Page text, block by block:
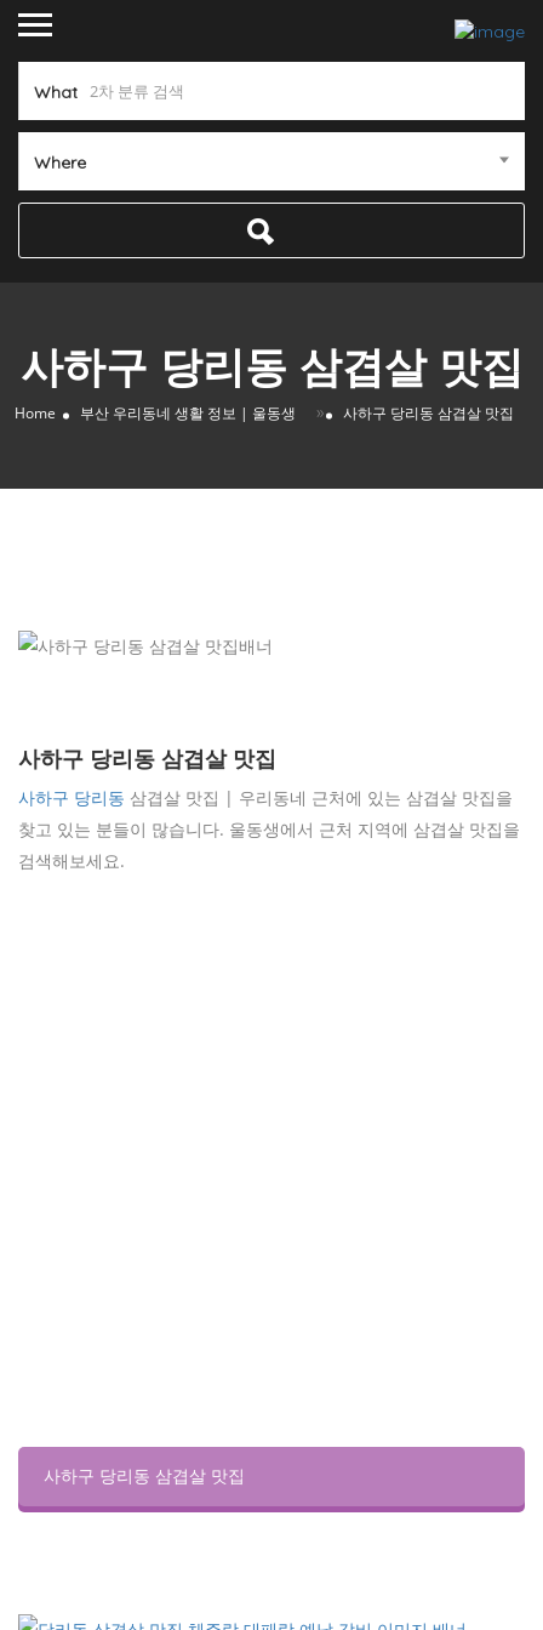
What
Where
사하구 당리동 삼겹살 맛집
Home 부산 우리동네 생활 정보 | 울동생 » 사하구 당리동 삼겹살 맛집
사하구 당리동 삼겹살 맛집
사하구 당리동 삼겹살 맛집 | 우리동네 근처에 있는 삼겹살 맛집을
찾고 있는 분들이 많습니다. 울동생에서 근처 지역에 삼겹살 맛집을
검색해보세요.
사하구 당리동 삼겹살 맛집